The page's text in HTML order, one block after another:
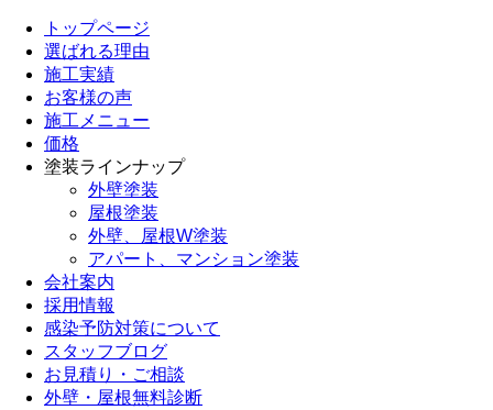
トップページ
選ばれる理由
施工実績
お客様の声
施工メニュー
価格
塗装ラインナップ
外壁塗装
屋根塗装
外壁、屋根W塗装
アパート、マンション塗装
会社案内
採用情報
感染予防対策について
スタッフブログ
お見積り・ご相談
外壁・屋根無料診断